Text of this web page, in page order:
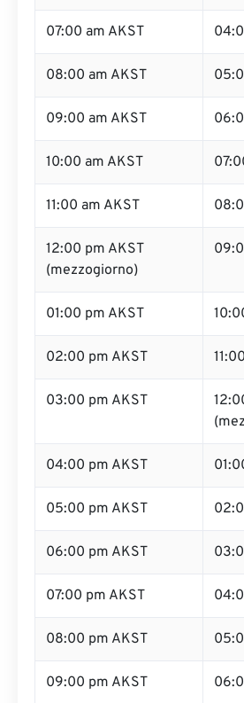
07:00 am AKST
08:00 am AKST
09:00 am AKST
10:00 am AKST
11:00 am AKST
12:00 pm AKST
(mezzogiorno)
01:00 pm AKST
02:00 pm AKST
03:00 pm AKST
04:00 pm AKST
05:00 pm AKST
06:00 pm AKST
07:00 pm AKST
08:00 pm AKST
09:00 pm AKST